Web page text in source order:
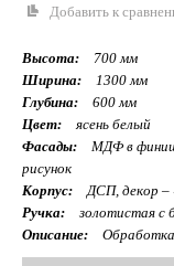
Добавить к
Высота:
700 мм
Ширина:
1300 мм
Глубина:
600 мм
Цвет:
ясень белый
Фасады:
МДФ в
рисунок
Корпус:
ДСП, декор –
Ручка:
золотистая с
Описание: